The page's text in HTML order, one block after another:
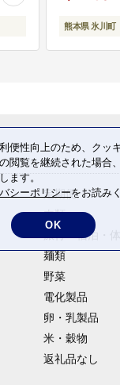
熊本県 氷川町
定期便
肉類
旅行・宿泊・体
麺類
野菜
電化製品
卵・乳製品
米・穀物
返礼品なし
便性向上のため、クッ
閲覧を継続された場合
ます。
シーポリシーをお読み
OK